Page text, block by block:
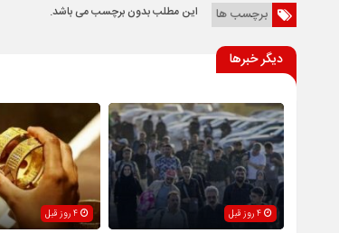
برچسب ها این مطلب بدون برچسب می باشد.
دیگر خبرها
4 روز قبل 4 روز قبل